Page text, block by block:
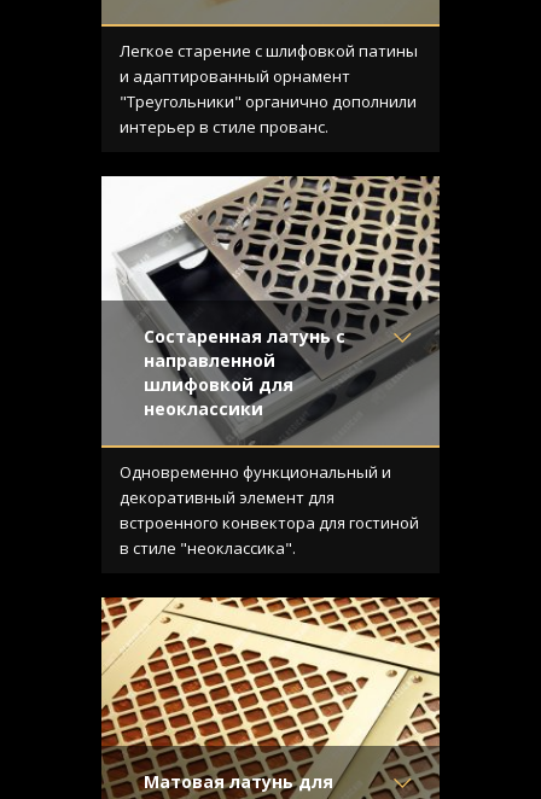
Материал- Латунь
Отделка- Старение с
эффектом затёртости
Узор- Треугольники
Конструкция- С отбортовкой
Легкое старение с шлифовкой патины
и адаптированный орнамент
"Треугольники" органично дополнили
интерьер в стиле прованс.
Состаренная латунь с
направленной
шлифовкой для
неоклассики
Материал- Латунь
Отделка- Старение с
направленной риской
Узор- Кольца
Конструкция- С выборкой
Одновременно функциональный и
декоративный элемент для
встроенного конвектора для гостиной
в стиле "неоклассика".
Матовая латунь для